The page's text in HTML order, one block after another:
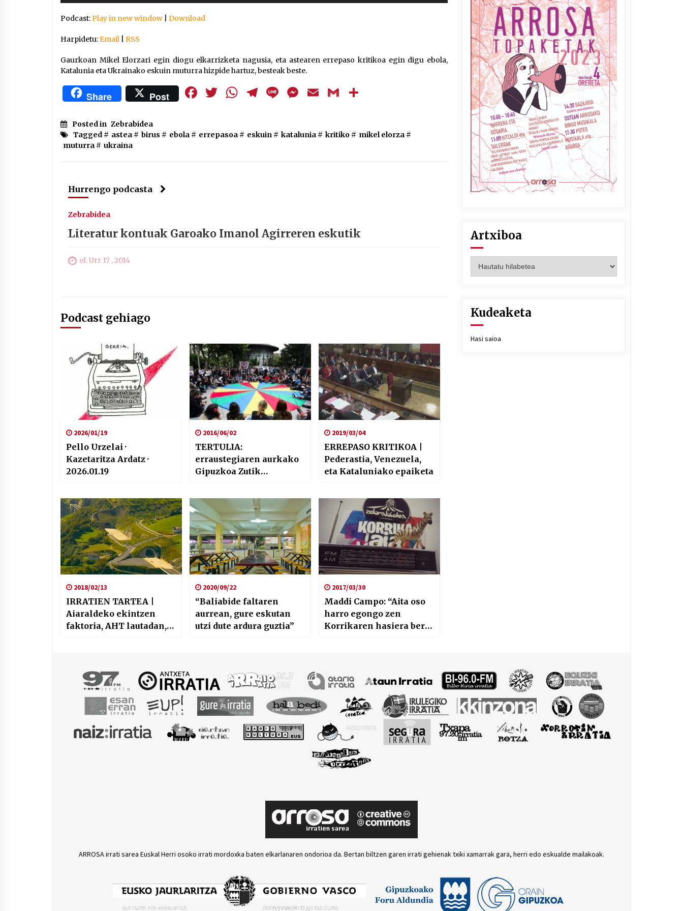
Mila esker guztioi!
Azaroak 6 Iurretan Arrosa
sarearen IX. topaketak
2021/10/04
Segura irratian Arrosaren 20
urteez
Arrosari buruzko erreportaia
Berria egunkarian
elkarrizketa Arrosaren 20
urteez
2021/07/06
Hala Bedi irratiko Hizpidea
saioan Arrosaren 20 urteez
Zebrabidearen denboraldi
Arrosaren laburpen bideoa
Hamaika Telebistaren eskutik
2021/06/30
jaisteko.
Podcast:Play in new window Download
Harpidetu:Email RSS
Gaurkoan Mikel Elorzari egin diogu elkarrizketa nagusia, eta astearen errepaso kritikoa egin digu ebola,
Katalunia eta Ukrainako eskuin muturra hizpide hartuz, besteak beste.
Share Post Facebook
Twitter
WhatsApp
Telegram
LineMessenger
EmailGmail
Posted in Zebrabidea
Tagged # astea # birus # ebola # errepasoa # eskuin # katalunia # kritiko # mikel elorza #
muturra # ukraina
Hurrengo podcasta
Zebrabidea
Literatur kontuak Garoako Imanol Agirreren eskutik
ol. Urr 17 , 2014
Podcast gehiago
2026/01/19
Pello Urzelai ·
Kazetaritza Ardatz ·
2026.01.19
2016/06/02
TERTULIA:
erraustegiaren aurkako
Gipuzkoa Zutik
sinbolismoaz hausnartu
dugu
2019/03/04
ERREPASO KRITIKOA |
Pederastia, Venezuela,
eta Kataluniako epaiketa
2018/02/13
IRRATIEN TARTEA |
Aiaraldeko ekintzen
faktoria, AHT lautadan,
Bediko lagunekin
2020/09/22
“Baliabide faltaren
aurrean, gure eskutan
utzi dute ardura guztia”
2017/03/30
Maddi Campo: “Aita oso
harro egongo zen
Korrikaren hasiera bere
Artxiboa
Kudeaketa
Hasi saioa
ARROSA irrati sarea Euskal Herri osoko irrati mordoxka baten elkarlanaren ondorioa da. Bertan biltzen garen irrati gehienak txiki xamarrak gara, herri edo eskualde mailakoak.